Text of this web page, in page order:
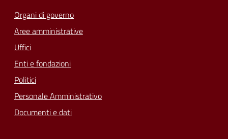
Organi di governo
Aree amministrative
Uffici
Enti e fondazioni
Politici
Personale Amministrativo
Documenti e dati